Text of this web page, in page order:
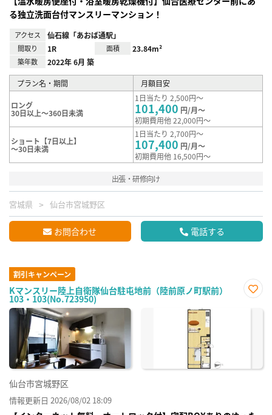
る独立洗面台付マンスリーマンション！
アクセス 仙石線「あおば通駅」
間取り 1R 面積 23.84m²
築年数 2022年 6月 築
プラン名・期間 月額目安
ロング
30日以上～360日未満
1日当たり 2,500円～
101,400 円/月～
初期費用他 22,000円～
ショート【7日以上】
～30日未満
1日当たり 2,700円～
107,400 円/月～
初期費用他 16,500円～
出張・研修向け
宮城県 仙台市宮城野区
お問合わせ 電話する
割引キャンペーン
Kマンスリー陸上自衛隊仙台駐屯地前（陸前原ノ町駅前）
103・103(No.723950)
に入
仙台市宮城野区
情報更新日 2026/08/02 18:09